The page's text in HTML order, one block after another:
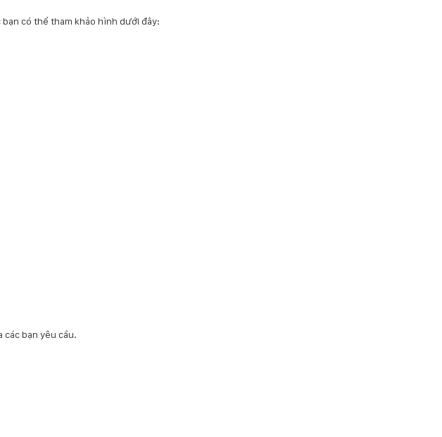
có thể tham khảo hình dưới đây:
bạn yêu cầu.